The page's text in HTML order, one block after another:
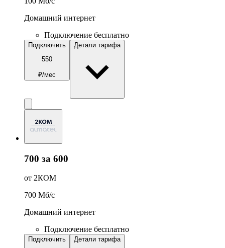
Домашний интернет
Подключение бесплатно
Подключить
550
₽/мес
Детали тарифа
700 за 600
от 2КОМ
700 Мб/c
Домашний интернет
Подключение бесплатно
Подключить
Детали тарифа